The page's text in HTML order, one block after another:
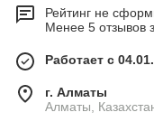
Рейтинг не
Менее 5 отзывов
Работает с
г. Алматы
Алматы,